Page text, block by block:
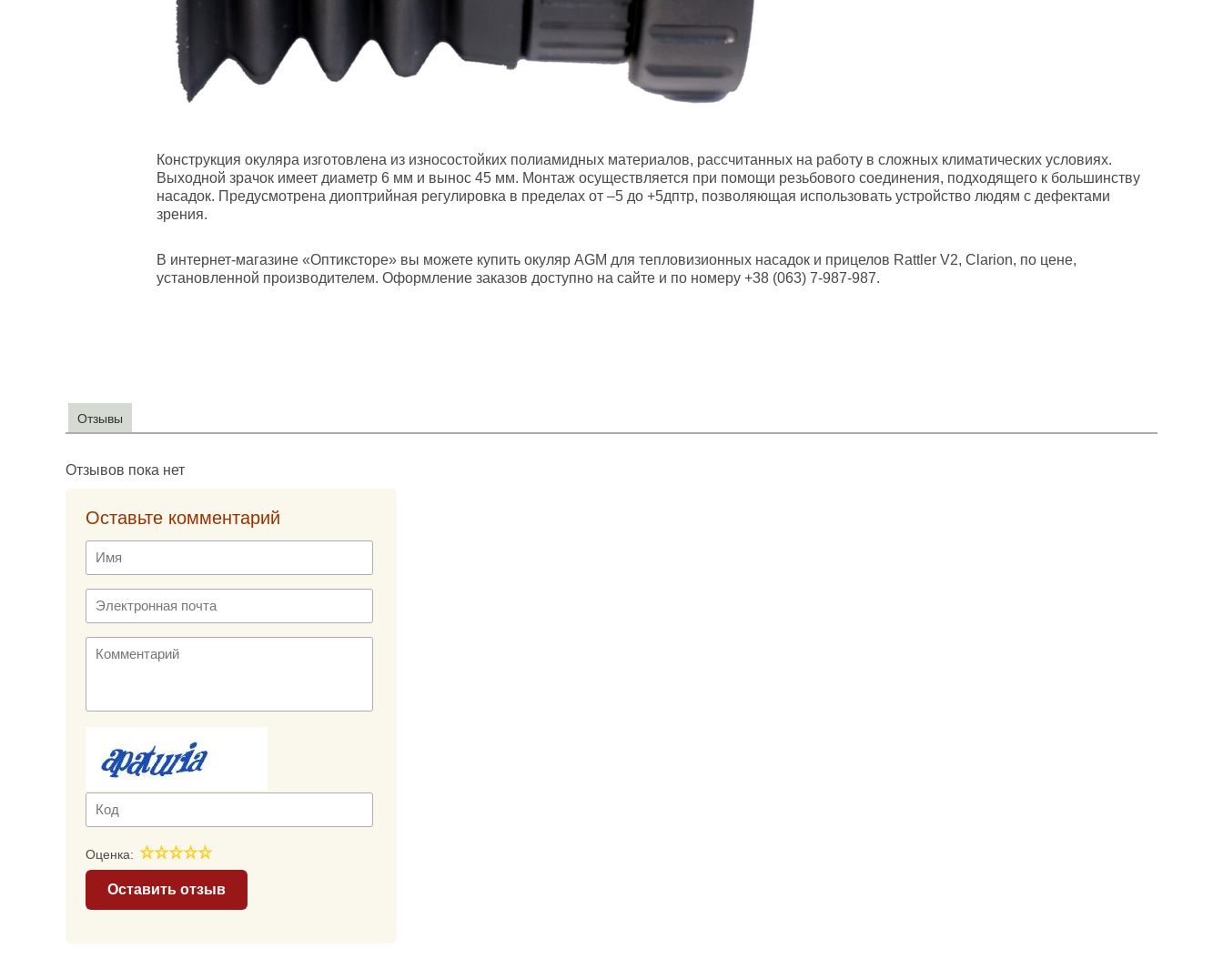
Конструкция окуляра изготовлена из износостойких полиамидных материалов, рассчитанных на работу в сложных климатических условиях.
Выходной зрачок имеет диаметр 6 мм и вынос 45 мм. Монтаж осуществляется при помощи резьбового соединения, подходящего к большинству
насадок. Предусмотрена диоптрийная регулировка в пределах от –5 до +5дптр, позволяющая использовать устройство людям с дефектами
зрения.
В интернет-магазине «Оптиксторе» вы можете купить окуляр AGM для тепловизионных насадок и прицелов Rattler V2, Clarion, по цене,
установленной производителем. Оформление заказов доступно на сайте и по номеру +38 (063) 7-987-987.
Отзывы
Отзывов пока нет
Оставьте комментарий
Оценка:
Оставить отзыв